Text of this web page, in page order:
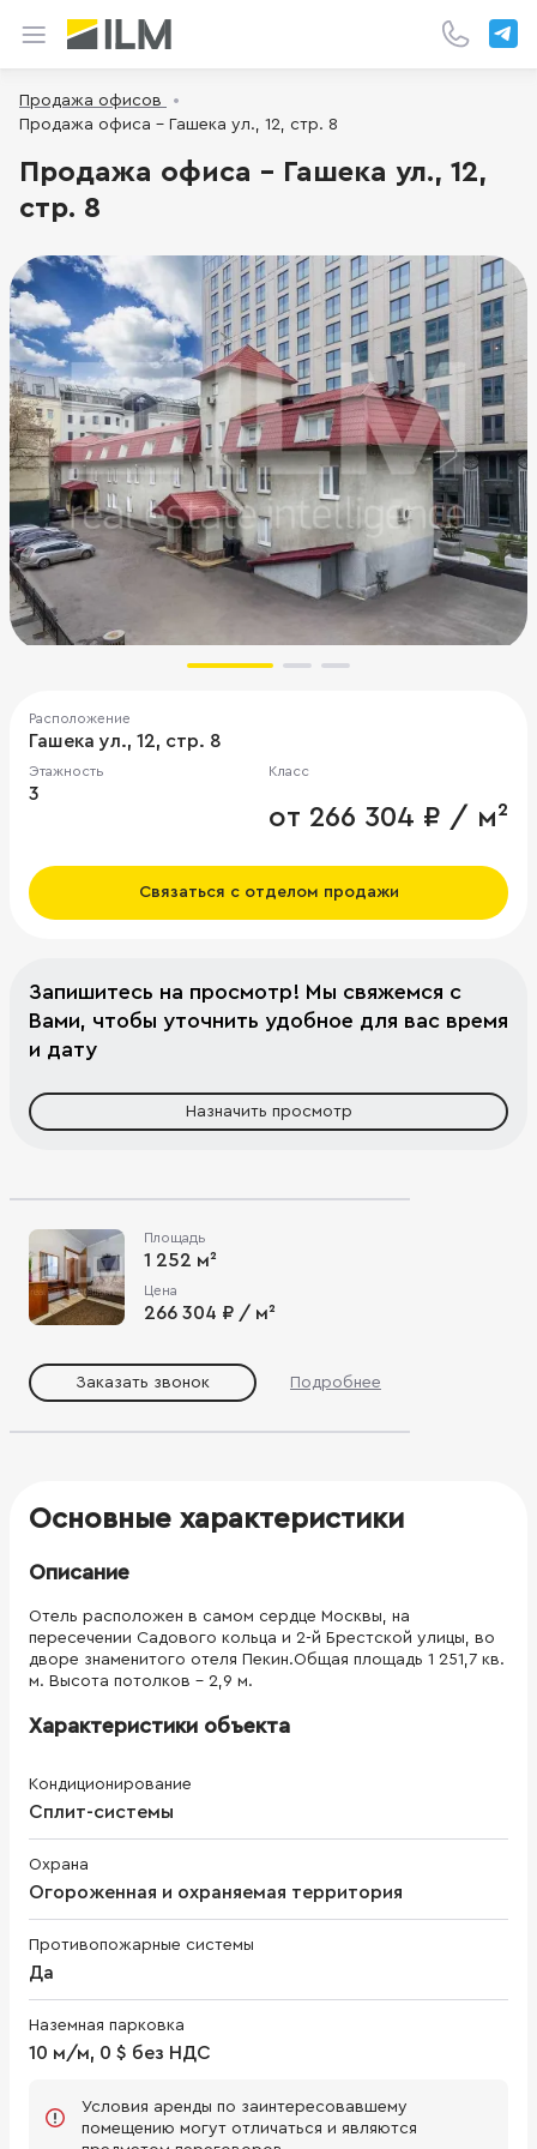
Продажа офисов
Продажа офиса - Гашека ул., 12, стр. 8
Продажа офиса - Гашека ул., 12,
стр. 8
Расположение
Гашека ул., 12, стр. 8
Этажность
3
Класс
от 266 304 ₽ / м²
Связаться с отделом продажи
Запишитесь на просмотр! Мы свяжемся с
Вами, чтобы уточнить удобное для вас время
и дату
Назначить просмотр
Площадь
1 252 м²
Цена
266 304 ₽ / м²
Заказать звонок Подробнее
Основные характеристики
Описание
Отель расположен в самом сердце Москвы, на
пересечении Садового кольца и 2-й Брестской улицы, во
дворе знаменитого отеля Пекин.Общая площадь 1 251,7 кв.
м. Высота потолков - 2,9 м.
Характеристики объекта
Кондиционирование
Сплит-системы
Охрана
Огороженная и охраняемая территория
Противопожарные системы
Да
Наземная парковка
10 м/м, 0 $ без НДС
Условия аренды по заинтересовавшему
помещению могут отличаться и являются